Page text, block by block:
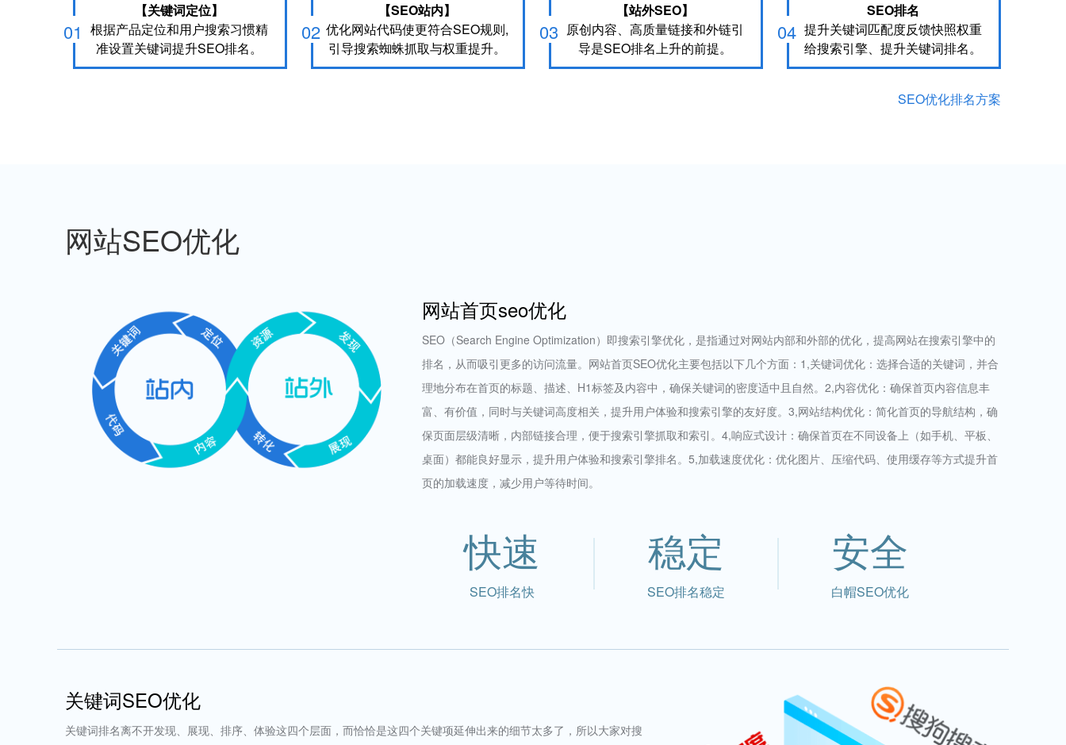
01
【关键词定位】
根据产品定位和用户搜索习惯精
准设置关键词提升SEO排名。
02
【SEO站内】
优化网站代码使更符合SEO规则,
引导搜索蜘蛛抓取与权重提升。
03
【站外SEO】
原创内容、高质量链接和外链引
导是SEO排名上升的前提。
04
SEO排名
提升关键词匹配度反馈快照权重
给搜索引擎、提升关键词排名。
SEO优化排名方案
网站SEO优化
网站首页seo优化
SEO（Search Engine Optimization）即搜索引擎优化，是指通过对网站内部和外部的优化，提高网站在搜索引擎中的
排名，从而吸引更多的访问流量。网站首页SEO优化主要包括以下几个方面：1,关键词优化：选择合适的关键词，并合
理地分布在首页的标题、描述、H1标签及内容中，确保关键词的密度适中且自然。2,内容优化：确保首页内容信息丰
富、有价值，同时与关键词高度相关，提升用户体验和搜索引擎的友好度。3,网站结构优化：简化首页的导航结构，确
保页面层级清晰，内部链接合理，便于搜索引擎抓取和索引。4,响应式设计：确保首页在不同设备上（如手机、平板、
桌面）都能良好显示，提升用户体验和搜索引擎排名。5,加载速度优化：优化图片、压缩代码、使用缓存等方式提升首
页的加载速度，减少用户等待时间。
快速
SEO排名快
稳定
SEO排名稳定
安全
白帽SEO优化
关键词SEO优化
关键词排名离不开发现、展现、排序、体验这四个层面，而恰恰是这四个关键项延伸出来的细节太多了，所以大家对搜